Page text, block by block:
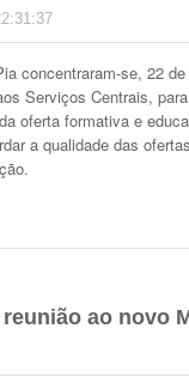
concentraram-se, 22
Serviços Centrais,
oferta formativa e
a qualidade das
reunião ao novo